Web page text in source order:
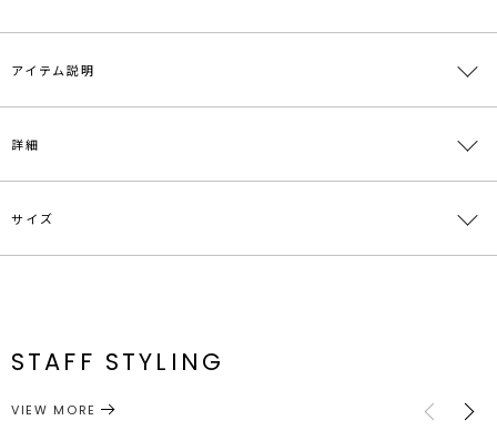
ポイントについて
アイテム説明
編み上げたようなカッティングが夏らしいサンダル。
程よい肌見せが女性らしい印象で台形型のヒールもデザイン性があり
歩きやすいアイテムです。
詳細
素材
シューズ サンダル
サイズ
M
6.5cm
サイズガイド
STAFF STYLING
VIEW MORE